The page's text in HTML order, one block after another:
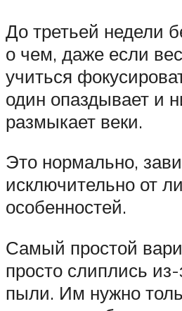
До третьей недели
о чем, даже если
учиться
один опаздывает и
размыкает веки.
Это нормально,
исключительно от
особенностей.
Самый простой
просто слиплись
пыли. Им нужно